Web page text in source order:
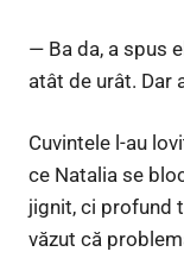
— Ba da, a spus
atât de urât. Dar
Cuvintele l-au
ce Natalia se
jignit, ci profund
văzut că